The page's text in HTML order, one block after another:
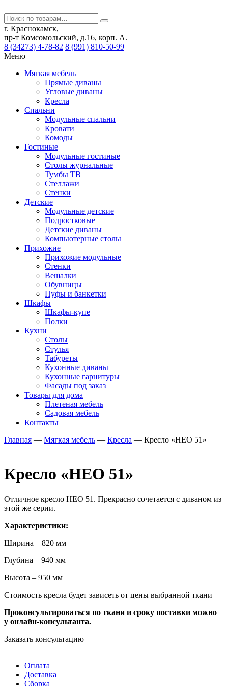
г. Краснокамск,
пр-т Комсомольский, д.16, корп. А.
8 (34273) 4-78-82 8 (991) 810-50-99
Меню
Мягкая мебель
Прямые диваны
Угловые диваны
Кресла
Спальни
Модульные спальни
Кровати
Комоды
Гостиные
Модульные гостиные
Столы журнальные
Тумбы ТВ
Стеллажи
Стенки
Детские
Модульные детские
Подростковые
Детские диваны
Компьютерные столы
Прихожие
Прихожие модульные
Стенки
Вешалки
Обувницы
Пуфы и банкетки
Шкафы
Шкафы-купе
Полки
Кухни
Столы
Стулья
Табуреты
Кухонные диваны
Кухонные гарнитуры
Фасады под заказ
Товары для дома
Плетеная мебель
Садовая мебель
Контакты
Главная — Мягкая мебель — Кресла — Кресло «НЕО 51»
Кресло «НЕО 51»
Отличное кресло НЕО 51. Прекрасно сочетается с диваном из
этой же серии.
Характеристики:
Ширина – 820 мм
Глубина – 940 мм
Высота – 950 мм
Стоимость кресла будет зависеть от цены выбранной ткани
Проконсультироваться по ткани и сроку поставки можно
у онлайн-консультанта.
Заказать консультацию
Оплата
Доставка
Сборка